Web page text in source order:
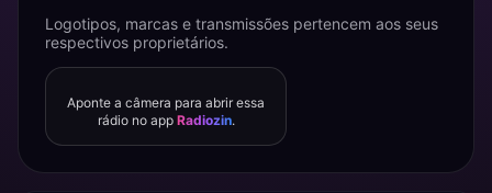
Logotipos, marcas e transmissões pertencem aos seus
respectivos proprietários.
Aponte a câmera para abrir essa
rádio no app Radiozin.